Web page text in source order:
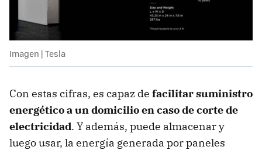
Imagen | Tesla
Con estas cifras, es capaz de facilitar suministro
energético a un domicilio en caso de corte de
electricidad. Y además, puede almacenar y
luego usar, la energía generada por paneles